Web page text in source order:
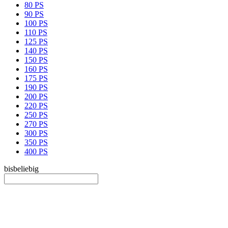
80 PS
90 PS
100 PS
110 PS
125 PS
140 PS
150 PS
160 PS
175 PS
190 PS
200 PS
220 PS
250 PS
270 PS
300 PS
350 PS
400 PS
bisbeliebig